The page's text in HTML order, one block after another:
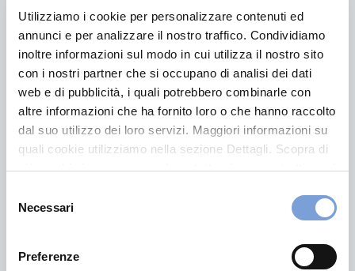
Utilizziamo i cookie per personalizzare contenuti ed
annunci e per analizzare il nostro traffico. Condividiamo
inoltre informazioni sul modo in cui utilizza il nostro sito
con i nostri partner che si occupano di analisi dei dati
web e di pubblicità, i quali potrebbero combinarle con
altre informazioni che ha fornito loro o che hanno raccolto
dal suo utilizzo dei loro servizi. Maggiori informazioni su
quali cookie utilizziamo nella sezione Dettagli. Scopra di
più su chi siamo, come può contattarci e come trattiamo i
può trovare nel footer del sito nella sezione "Informativa
delNecessari
Preferenze
Rosarno
San Giorgio Morgeto
Taurianova